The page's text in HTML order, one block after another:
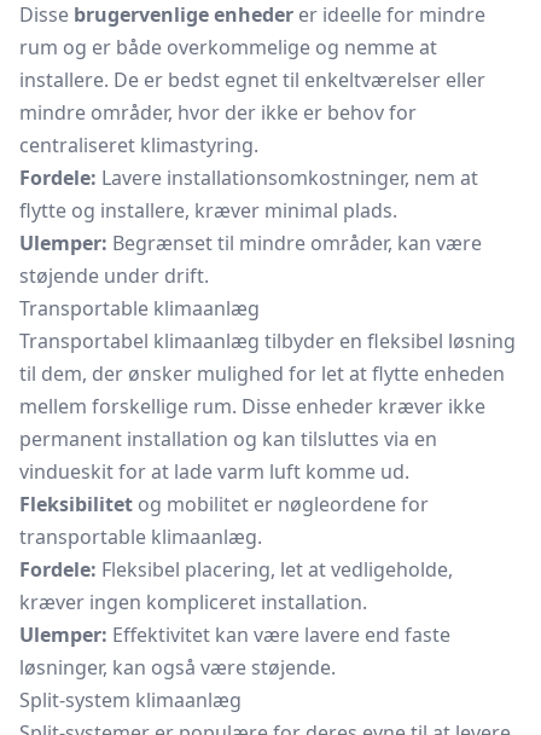
Disse brugervenlige enheder er ideelle for mindre
rum og er både overkommelige og nemme at
installere. De er bedst egnet til enkeltværelser eller
mindre områder, hvor der ikke er behov for
centraliseret klimastyring.
Fordele: Lavere installationsomkostninger, nem at
flytte og installere, kræver minimal plads.
Ulemper: Begrænset til mindre områder, kan være
støjende under drift.
Transportable klimaanlæg
Transportabel klimaanlæg tilbyder en fleksibel løsning
til dem, der ønsker mulighed for let at flytte enheden
mellem forskellige rum. Disse enheder kræver ikke
permanent installation og kan tilsluttes via en
vindueskit for at lade varm luft komme ud.
Fleksibilitet og mobilitet er nøgleordene for
transportable klimaanlæg.
Fordele: Fleksibel placering, let at vedligeholde,
kræver ingen kompliceret installation.
Ulemper: Effektivitet kan være lavere end faste
løsninger, kan også være støjende.
Split-system klimaanlæg